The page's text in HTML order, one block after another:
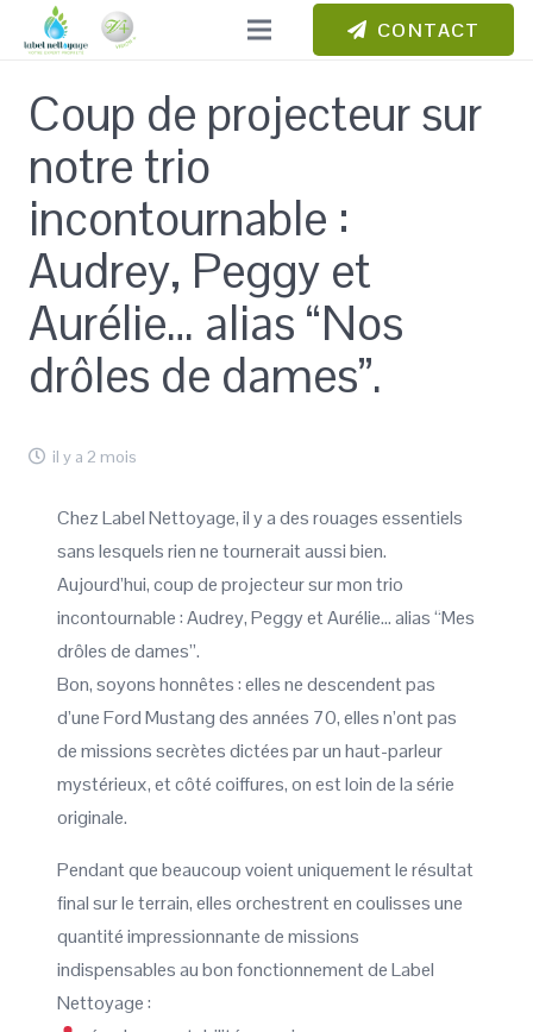
CONTACT
Coup de projecteur sur
notre trio
incontournable :
Audrey, Peggy et
Aurélie… alias “Nos
drôles de dames”.
il y a 2 mois
Chez Label Nettoyage, il y a des rouages essentiels
sans lesquels rien ne tournerait aussi bien.
Aujourd’hui, coup de projecteur sur mon trio
incontournable : Audrey, Peggy et Aurélie… alias “Mes
drôles de dames”.
Bon, soyons honnêtes : elles ne descendent pas
d’une Ford Mustang des années 70, elles n’ont pas
de missions secrètes dictées par un haut-parleur
mystérieux, et côté coiffures, on est loin de la série
originale.
Pendant que beaucoup voient uniquement le résultat
final sur le terrain, elles orchestrent en coulisses une
quantité impressionnante de missions
indispensables au bon fonctionnement de Label
Nettoyage :